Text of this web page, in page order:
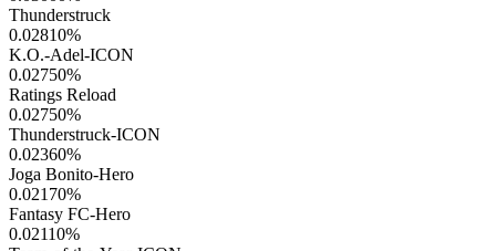
Thunderstruck
0.02810%
K.O.-Adel-ICON
0.02750%
Ratings Reload
0.02750%
Thunderstruck-ICON
0.02360%
Joga Bonito-Hero
0.02170%
Fantasy FC-Hero
0.02110%